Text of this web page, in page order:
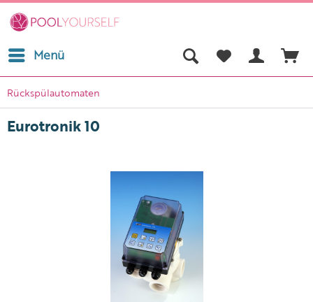
Menü
Rückspülautomaten
Eurotronik 10